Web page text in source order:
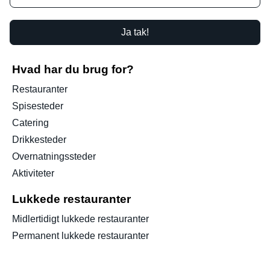
Ja tak!
Hvad har du brug for?
Restauranter
Spisesteder
Catering
Drikkesteder
Overnatningssteder
Aktiviteter
Lukkede restauranter
Midlertidigt lukkede restauranter
Permanent lukkede restauranter